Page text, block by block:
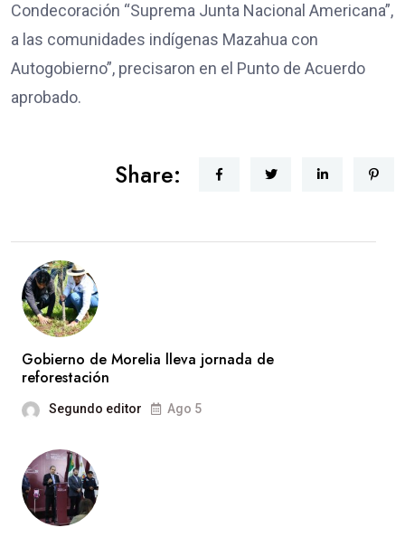
Condecoración “Suprema Junta Nacional Americana”,
a las comunidades indígenas Mazahua con
Autogobierno”, precisaron en el Punto de Acuerdo
aprobado.
Share:
Gobierno de Morelia lleva jornada de
reforestación
Segundo editor Ago 5